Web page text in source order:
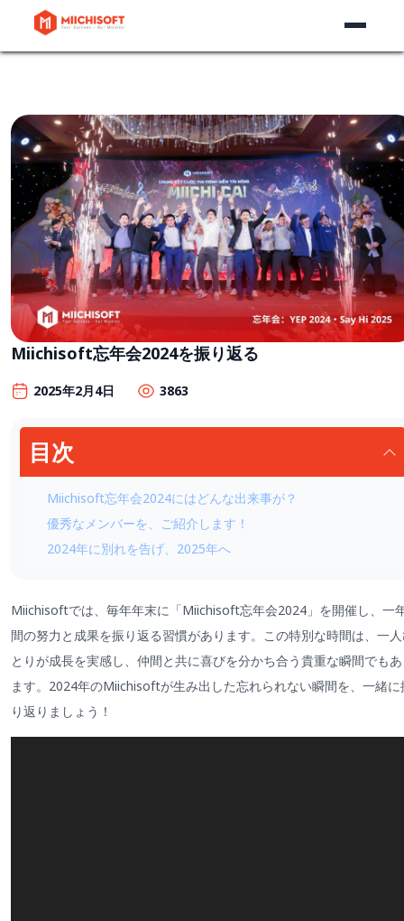
Miichisoft忘年会2024を振り返る
2025年2月4日 3863
目次
Miichisoft忘年会2024にはどんな出来事が？
優秀なメンバーを、ご紹介します！
2024年に別れを告げ、2025年へ
Miichisoftでは、毎年年末に「Miichisoft忘年会2024」を開催し、一
間の努力と成果を振り返る習慣があります。この特別な時間は、一
とりが成長を実感し、仲間と共に喜びを分かち合う貴重な瞬間でも
ます。2024年のMiichisoftが生み出した忘れられない瞬間を、一緒に
り返りましょう！